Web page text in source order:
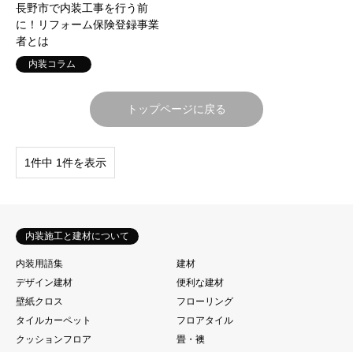
長野市で内装工事を行う前
に！リフォーム保険登録事業
者とは
内装コラム
トップページに戻る
1件中 1件を表示
内装施工と建材について
内装用語集
建材
デザイン建材
便利な建材
壁紙クロス
フローリング
タイルカーペット
フロアタイル
クッションフロア
畳・襖